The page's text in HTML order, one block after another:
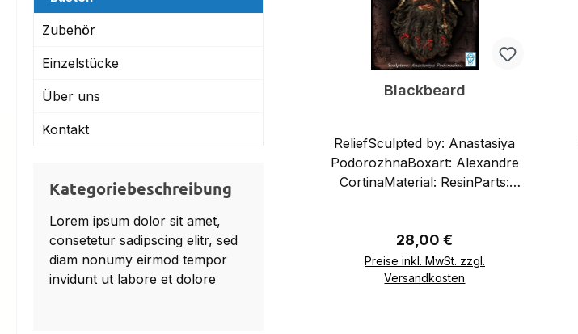
Zubehör
Einzelstücke
Über uns
Kontakt
Kategoriebeschreibung
Lorem ipsum dolor sit amet,
consetetur sadipscing elitr, sed
diam nonumy eirmod tempor
invidunt ut labore et dolore
Blackbeard
ReliefSculpted by: Anastasiya
PodorozhnaBoxart: Alexandre
CortinaMaterial: ResinParts:
Regulärer Preis:
28,00 €
Preise inkl. MwSt. zzgl.
Versandkosten